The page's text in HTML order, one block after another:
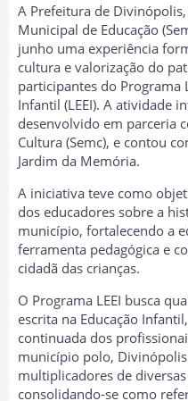
A Prefeitura de
Municipal de Educação
junho uma experiência
cultura e valorização do
participantes do Programa
Infantil (LEEI). A atividade
desenvolvido em parceria
Cultura (Semc), e contou
Jardim da Memória.
A iniciativa teve como
dos educadores sobre a
município, fortalecendo a
ferramenta pedagógica e
cidadã das crianças.
O Programa LEEI busca
escrita na Educação
continuada dos
município polo,
multiplicadores de
consolidando-se como